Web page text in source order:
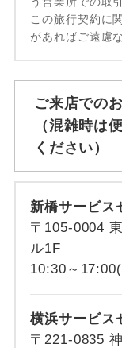
この旅行契約に
があればご遠慮
ご来店での
（混雑時は
ください）
新橋サービス
〒105-0004
ル1F
10:30～
横浜サービス
〒221-0835